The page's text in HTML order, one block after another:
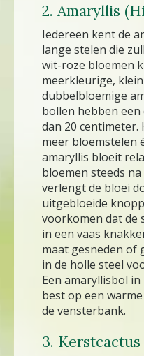
2. Amaryllis
Iedereen kent de
lange stelen die
wit-roze bloemen
meerkleurige,
dubbelbloemige
bollen hebben
dan 20
meer bloemstelen
amaryllis bloeit
bloemen steeds
verlengt de bloei
uitgebloeide
voorkomen dat de
in een vaas
maat gesneden of
in de holle steel
Een amaryllisbol
best op een
de vensterbank.
3.